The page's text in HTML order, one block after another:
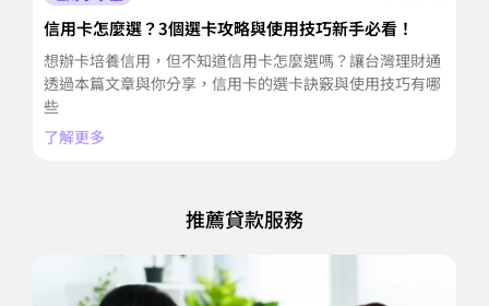
信用卡怎麼選？3個選卡攻略與使用技巧新手必看！
想辦卡培養信用，但不知道信用卡怎麼選嗎？讓台灣理財通
透過本篇文章與你分享，信用卡的選卡訣竅與使用技巧有哪
些
了解更多
推薦貸款服務